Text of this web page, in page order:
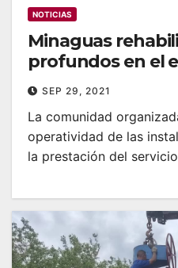
NOTICIAS
Minaguas
profundos en el
SEP 29, 2021
La comunidad
operatividad de las
la prestación del